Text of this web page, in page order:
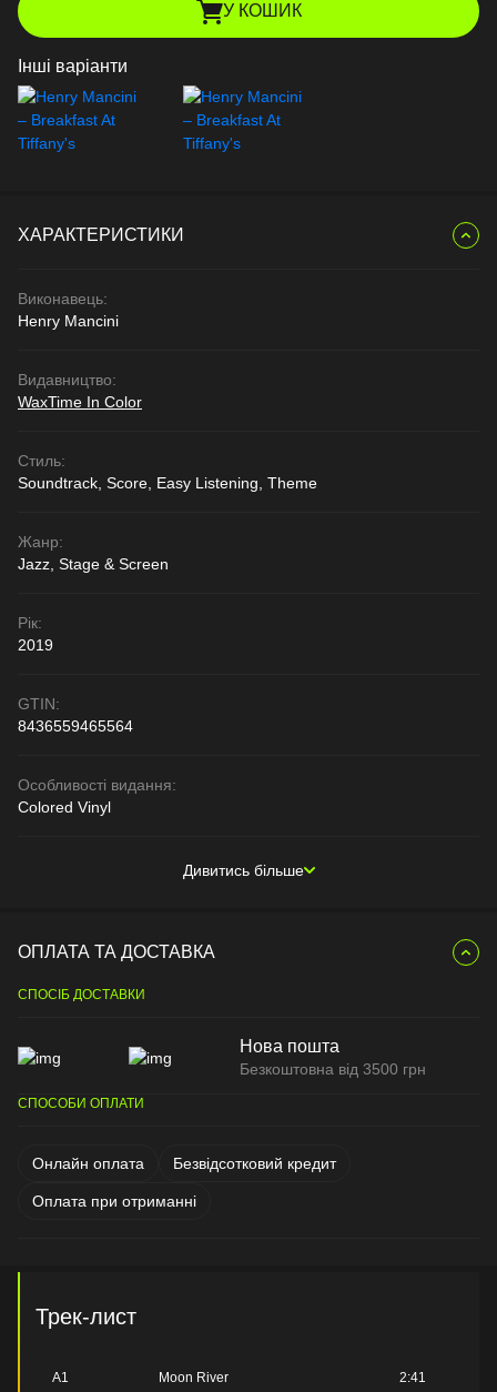
У КОШИК
Інші варіанти
ХАРАКТЕРИСТИКИ
Виконавець:
Henry Mancini
Видавництво:
WaxTime In Color
Стиль:
Soundtrack, Score, Easy Listening, Theme
Жанр:
Jazz, Stage & Screen
Рік:
2019
GTIN:
8436559465564
Особливості видання:
Colored Vinyl
Дивитись більше
ОПЛАТА ТА ДОСТАВКА
СПОСІБ ДОСТАВКИ
Нова пошта
Безкоштовна від 3500 грн
СПОСОБИ ОПЛАТИ
Онлайн оплата Безвідсотковий кредит
Оплата при отриманні
Трек-лист
A1 Moon River 2:41